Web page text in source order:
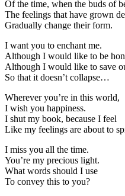
Of the time, when the buds of
The feelings that have grown
Gradually change their form.
I want you to enchant me.
Although I would like to be
Although I would like to save
So that it doesn’t collapse…
Wherever you’re in this world,
I wish you happiness.
I shut my book, because I feel
Like my feelings are about to
I miss you all the time.
You’re my precious light.
What words should I use
To convey this to you?